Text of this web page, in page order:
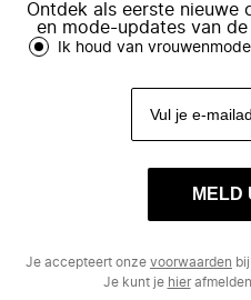
Ontdek als eerste nieuwe
en mode-updates van
Ik houd van vrouwenmode
MELD
Je accepteert onze voorwaarden
Je kunt je hier